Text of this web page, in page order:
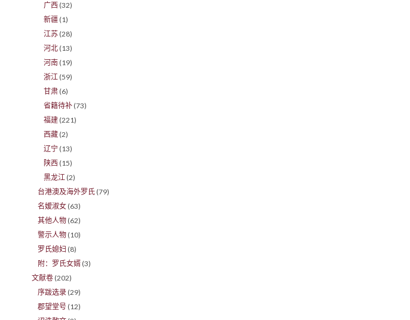
广西 (32)
新疆 (1)
江苏 (28)
河北 (13)
河南 (19)
浙江 (59)
甘肃 (6)
省籍待补 (73)
福建 (221)
西藏 (2)
辽宁 (13)
陕西 (15)
黑龙江 (2)
台港澳及海外罗氏 (79)
名嫒淑女 (63)
其他人物 (62)
警示人物 (10)
罗氏媳妇 (8)
附：罗氏女婿 (3)
文献卷 (202)
序跋选录 (29)
郡望堂号 (12)